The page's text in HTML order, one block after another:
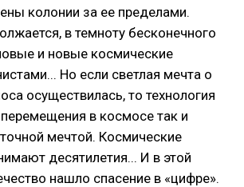
колонии за ее пределами.
в темноту бесконечного
и новые космические
Но если светлая мечта о
осуществилась, то технология
в космосе так и
мечтой. Космические
десятилетия... И в этой
нашло спасение в «цифре».